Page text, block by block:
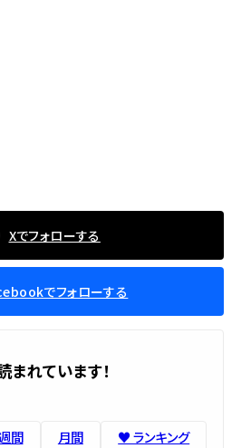
Xでフォローする
でフォローする
まれています！
間 月間 ♥️ ランキング